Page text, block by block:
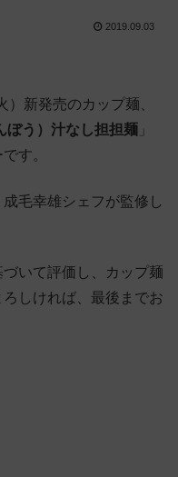
2019.09.03
新発売のカップ麺、
ぼう）汁なし担担麺 」
す。
毛幸雄シェフが監修し
いて評価し、カップ麺
しければ、最後までお